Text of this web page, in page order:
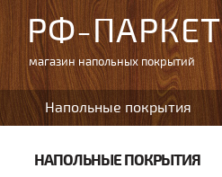
РФ-ПАРКЕТ
магазин напольных покрытий
Напольные покрытия
НАПОЛЬНЫЕ ПОКРЫТИЯ